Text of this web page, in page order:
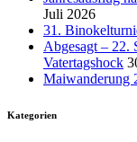
Juli 2026
31.
Abgesagt – 22.
Vatertagshock
Maiwanderung
Kategorien